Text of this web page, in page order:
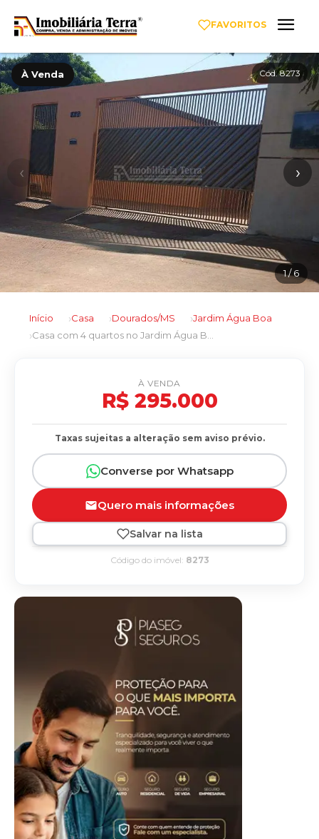
FAVORITOS
À Venda Cód. 8273
‹ ›
1/ 6
Início Casa Dourados/MS
Jardim Água Boa
À VENDA
R$ 295.000
Taxas sujeitas a alteração sem aviso prévio.
Converse por Whatsapp
Quero mais informações
Salvar na lista
Código do imóvel: 8273